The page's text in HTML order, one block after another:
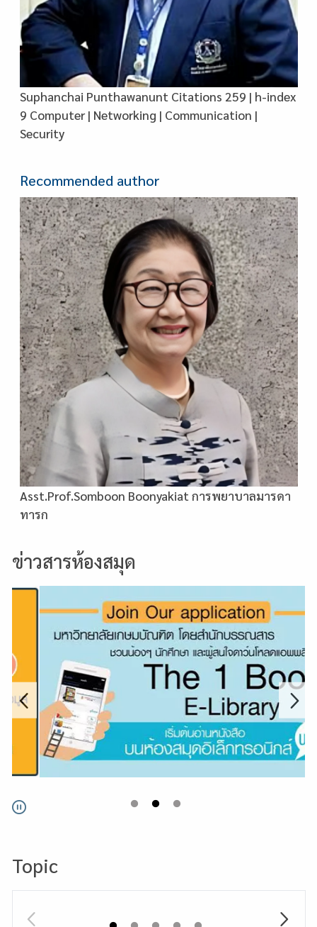
Suphanchai Punthawanunt Citations 259 | h-index
9 Computer | Networking | Communication |
Security
Recommended author
Asst.Prof.Somboon Boonyakiat การพยาบาลมารดา
ทารก
ข่าวสารห้องสมุด
Pause
Topic